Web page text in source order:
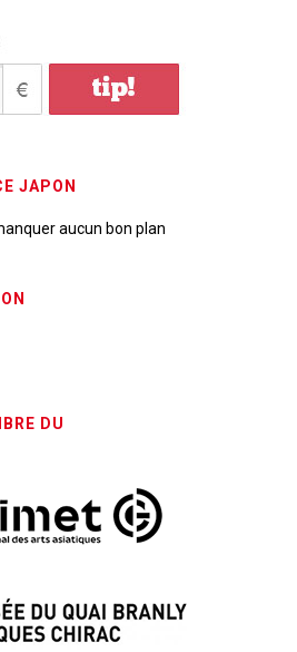
JAPON
aucun bon plan
DU